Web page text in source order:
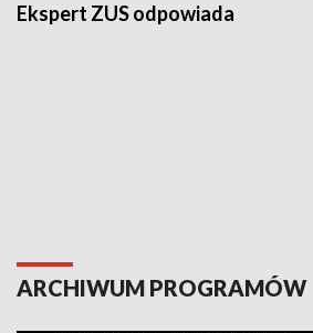
Ekspert ZUS odpowiada
ARCHIWUM PROGRAMÓW